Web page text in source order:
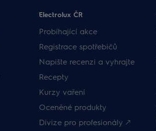
Electrolux ČR
Probíhající akce
Registrace spotřebičů
Napište recenzi a vyhrajte
Recepty
Kurzy vaření
Oceněné produkty
Divize pro profesionály 🡕